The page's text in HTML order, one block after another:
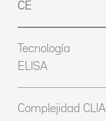
CE
Tecnología
ELISA
Complejidad CLIA